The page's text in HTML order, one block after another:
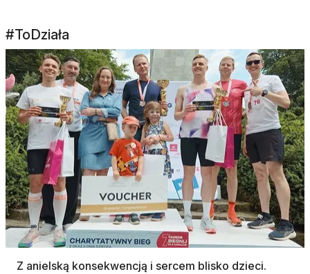
#ToDziała
Z anielską konsekwencją i sercem blisko dzieci.